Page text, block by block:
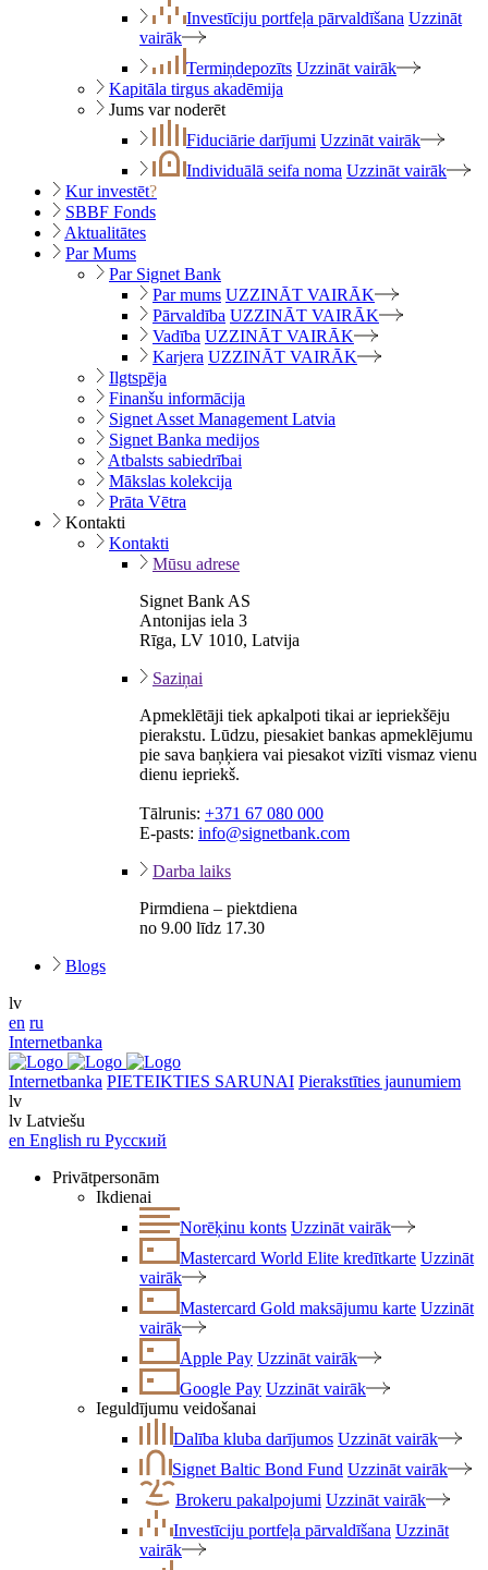
Investīciju portfeļa pārvaldīšana Uzzināt
vairāk
Termiņdepozīts Uzzināt vairāk
Kapitāla tirgus akadēmija
Jums var noderēt
Fiduciārie darījumi Uzzināt vairāk
Individuālā seifa noma Uzzināt vairāk
Kur investēt?
SBBF Fonds
Aktualitātes
Par Mums
Par Signet Bank
Par mums UZZINĀT VAIRĀK
Pārvaldība UZZINĀT VAIRĀK
Vadība UZZINĀT VAIRĀK
Karjera UZZINĀT VAIRĀK
Ilgtspēja
Finanšu informācija
Signet Asset Management Latvia
Signet Banka medijos
Atbalsts sabiedrībai
Mākslas kolekcija
Prāta Vētra
Kontakti
Kontakti
Mūsu adrese
Signet Bank AS
Antonijas iela 3
Rīga, LV 1010, Latvija
Saziņai
Apmeklētāji tiek apkalpoti tikai ar iepriekšēju
pierakstu. Lūdzu, piesakiet bankas apmeklējumu
pie sava baņķiera vai piesakot vizīti vismaz vienu
dienu iepriekš.
Tālrunis: +371 67 080 000
E-pasts: info@signetbank.com
Darba laiks
Pirmdiena – piektdiena
no 9.00 līdz 17.30
Blogs
lv
en ru
Internetbanka
Internetbanka PIETEIKTIES SARUNAI Pierakstīties jaunumiem
lv
lv Latviešu
en English ru Русский
Privātpersonām
Ikdienai
Norēķinu konts Uzzināt vairāk
Mastercard World Elite kredītkarte Uzzināt
vairāk
Mastercard Gold maksājumu karte Uzzināt
vairāk
Apple Pay Uzzināt vairāk
Google Pay Uzzināt vairāk
Ieguldījumu veidošanai
Dalība kluba darījumos Uzzināt vairāk
Signet Baltic Bond Fund Uzzināt vairāk
Brokeru pakalpojumi Uzzināt vairāk
Investīciju portfeļa pārvaldīšana Uzzināt
vairāk